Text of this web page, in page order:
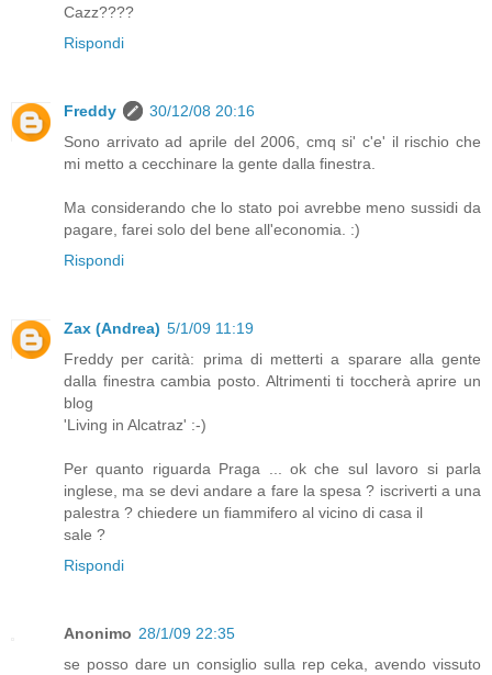
Cazz????
Rispondi
Freddy
30/12/08 20:16
Sono arrivato ad aprile del 2006, cmq si' c'e' il rischio che
mi metto a cecchinare la gente dalla finestra.
Ma considerando che lo stato poi avrebbe meno sussidi da
pagare, farei solo del bene all'economia. :)
Rispondi
Zax (Andrea) 5/1/09 11:19
Freddy per carità: prima di metterti a sparare alla gente
dalla finestra cambia posto. Altrimenti ti toccherà aprire un
blog
'Living in Alcatraz' :-)
Per quanto riguarda Praga ... ok che sul lavoro si parla
inglese, ma se devi andare a fare la spesa ? iscriverti a una
palestra ? chiedere un fiammifero al vicino di casa il
sale ?
Rispondi
Anonimo 28/1/09 22:35
se posso dare un consiglio sulla rep ceka, avendo vissuto